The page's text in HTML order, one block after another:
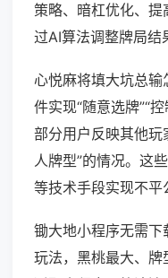
策略、暗杠优化、
过AI算法调整牌局结
心悦麻将填大坑总
件实现“随意选牌”“
部分用户反映其他玩
人牌型”的情况。这
等技术手段实现不平
锄大地小程序无需
玩法，黑桃最大、